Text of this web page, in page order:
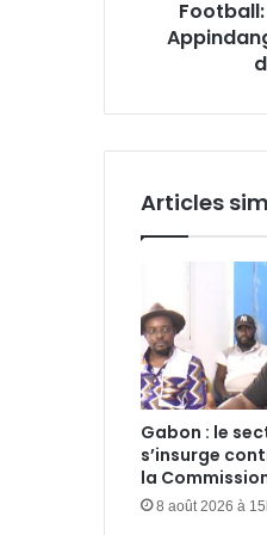
tendon
Articles
Gabon : le
s’insurge
la
8 août 2026 à